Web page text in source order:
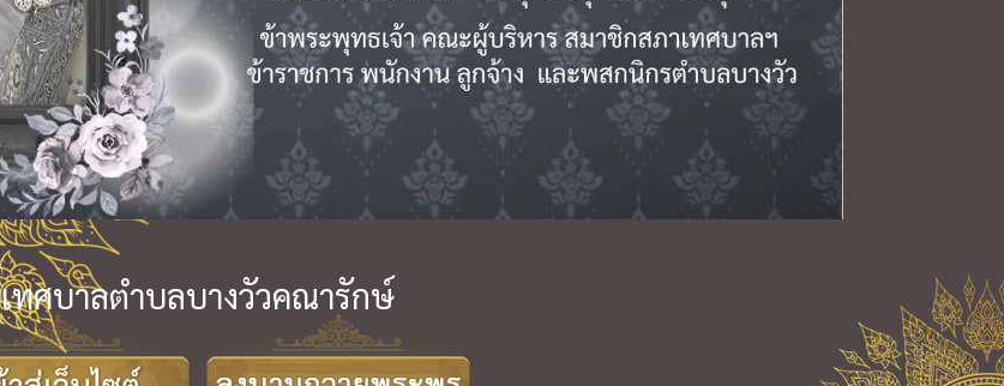
เทศบาลตำบลบางวัวคณารักษ์